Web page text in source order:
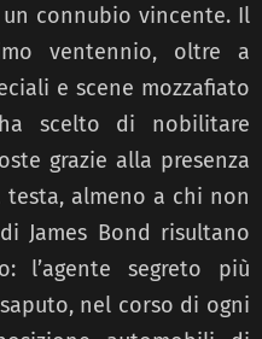
connubio vincente. Il
ventennio, oltre a
e scene mozzafiato
scelto di nobilitare
grazie alla presenza
almeno a chi non
James Bond risultano
l’agente segreto più
nel corso di ogni